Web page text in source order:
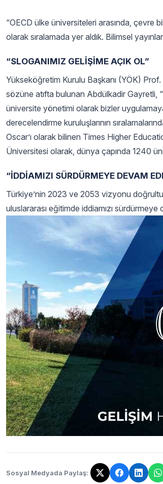
“OECD ülke üniversiteleri arasında, çevre
olarak sıralamada yer aldık. Bilimsel
“SLOGANIMIZ GELİŞİME AÇIK OL”
Yükseköğretim Kurulu Başkanı (YÖK)
sözüne atıfta bulunan Abdülkadir Gayretli,
üniversite yönetimi olarak bizler
derecelendirme kuruluşlarının
Oscar’ı olarak bilinen Times Higher
Üniversitesi olarak, dünya çapında 1240
“İDDİAMIZI SÜRDÜRMEYE DEVAM
Türkiye’nin 2023 ve 2053 vizyonu
uluslararası eğitimde iddiamızı
Sosyal Medyada Paylaş:
Bağlantı kopyalandı!